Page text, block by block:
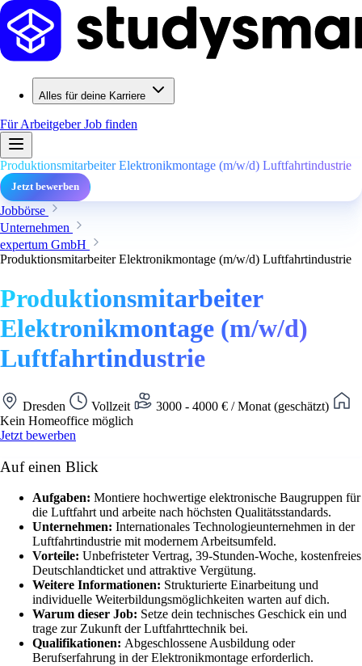
Alles für deine Karriere
Für ArbeitgeberJob finden
Produktionsmitarbeiter Elektronikmontage (m/w/d) Luftfahrtindustrie
Jetzt bewerben
Jobbörse
Unternehmen
expertum GmbH
Produktionsmitarbeiter Elektronikmontage (m/w/d) Luftfahrtindustrie
Produktionsmitarbeiter
Elektronikmontage (m/w/d)
Luftfahrtindustrie
Dresden Vollzeit
3000 - 4000 € / Monat (geschätzt)
Kein Homeoffice möglich
Jetzt bewerben
Auf einen Blick
Aufgaben: Montiere hochwertige elektronische Baugruppen für
die Luftfahrt und arbeite nach höchsten Qualitätsstandards.
Unternehmen: Internationales Technologieunternehmen in der
Luftfahrtindustrie mit modernem Arbeitsumfeld.
Vorteile: Unbefristeter Vertrag, 39-Stunden-Woche, kostenfreies
Deutschlandticket und attraktive Vergütung.
Weitere Informationen: Strukturierte Einarbeitung und
individuelle Weiterbildungsmöglichkeiten warten auf dich.
Warum dieser Job: Setze dein technisches Geschick ein und
trage zur Zukunft der Luftfahrttechnik bei.
Qualifikationen: Abgeschlossene Ausbildung oder
Berufserfahrung in der Elektronikmontage erforderlich.